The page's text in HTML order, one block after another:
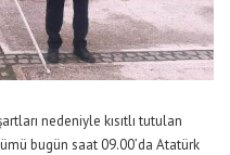
nedeniyle kısıtlı tutulan
bugün saat 09.00’da Atatürk